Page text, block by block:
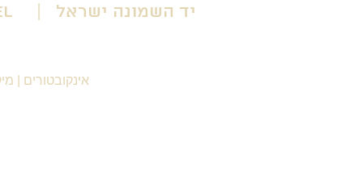
יד השמונה ישראל | Yad HaShmona Israel
אינקובטורים